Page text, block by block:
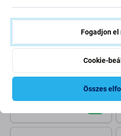
Best
(0.8mm) + Phillips PH000
Fogadjon el
Cookie-
Összes